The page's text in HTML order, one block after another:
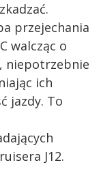
przejechania
walcząc o
niepotrzebnie
ich
jazdy. To
J12.